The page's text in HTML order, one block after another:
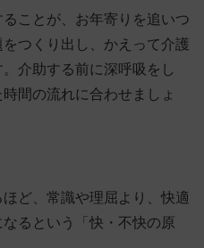
ることが、お年寄りを追いつ
つくり出し、かえって介護
介助する前に深呼吸をし
間の流れに合わせましょ
ど、常識や理屈より、快適
るという「快・不快の原